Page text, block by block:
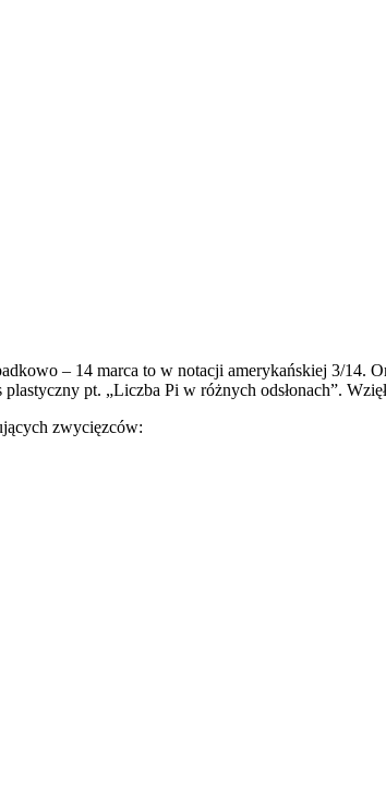
– 14 marca to w notacji amerykańskiej 3/14.
pt. „Liczba Pi w różnych odsłonach”.
zwycięzców: